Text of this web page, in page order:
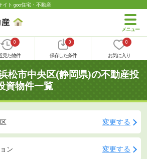
イト goo住宅・不動産
0
見た物件
0
保存した条件
0
お気に入り
松市中央区(静岡県)の不動産投
資物件一覧
変更する
ン 変更する